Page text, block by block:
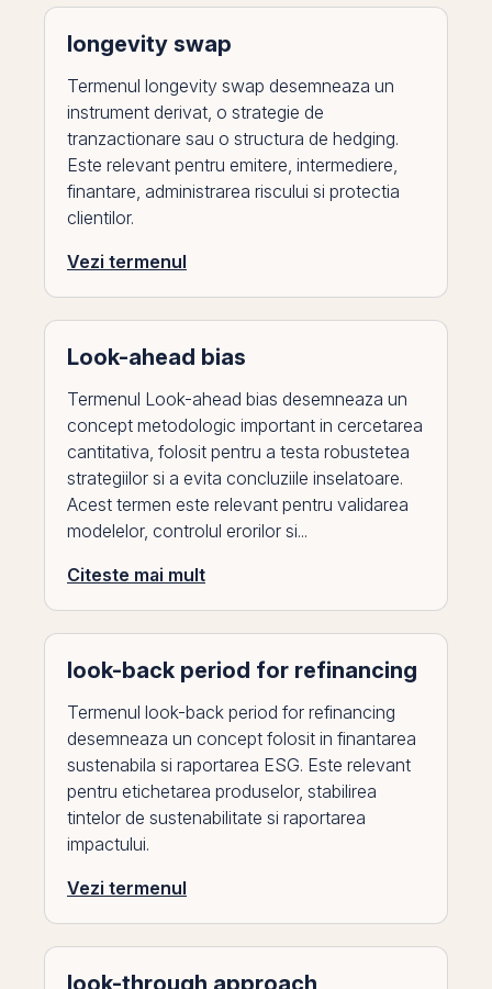
longevity swap
Termenul longevity swap desemneaza un
instrument derivat, o strategie de
tranzactionare sau o structura de hedging.
Este relevant pentru emitere, intermediere,
finantare, administrarea riscului si protectia
clientilor.
Vezi termenul
Look-ahead bias
Termenul Look-ahead bias desemneaza un
concept metodologic important in cercetarea
cantitativa, folosit pentru a testa robustetea
strategiilor si a evita concluziile inselatoare.
Acest termen este relevant pentru validarea
modelelor, controlul erorilor si...
Citeste mai mult
look-back period for refinancing
Termenul look-back period for refinancing
desemneaza un concept folosit in finantarea
sustenabila si raportarea ESG. Este relevant
pentru etichetarea produselor, stabilirea
tintelor de sustenabilitate si raportarea
impactului.
Vezi termenul
look-through approach